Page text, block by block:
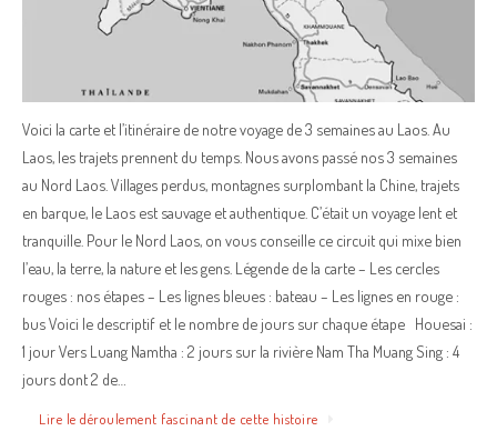
Voici la carte et l’itinéraire de notre voyage de 3 semaines au Laos. Au
Laos, les trajets prennent du temps. Nous avons passé nos 3 semaines
au Nord Laos. Villages perdus, montagnes surplombant la Chine, trajets
en barque, le Laos est sauvage et authentique. C’était un voyage lent et
tranquille. Pour le Nord Laos, on vous conseille ce circuit qui mixe bien
l’eau, la terre, la nature et les gens. Légende de la carte – Les cercles
rouges : nos étapes – Les lignes bleues : bateau – Les lignes en rouge :
bus Voici le descriptif et le nombre de jours sur chaque étape Houesai :
1 jour Vers Luang Namtha : 2 jours sur la rivière Nam Tha Muang Sing : 4
jours dont 2 de…
Lire le déroulement fascinant de cette histoire